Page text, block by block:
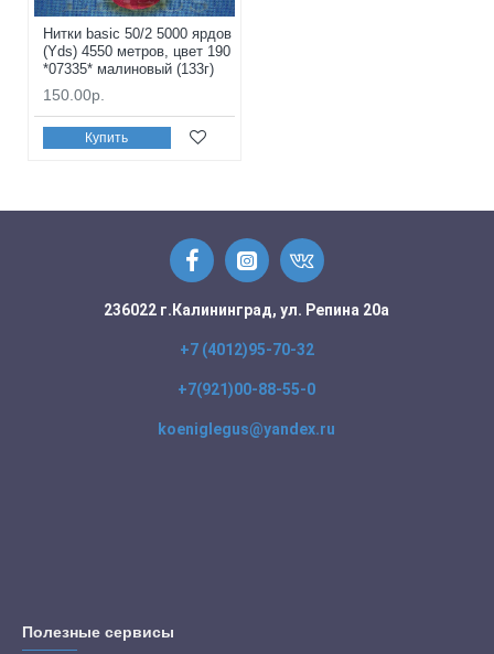
Нитки basic 50/2 5000 ярдов
(Yds) 4550 метров, цвет 190
*07335* малиновый (133г)
150.00р.
Купить
236022 г.Калининград, ул. Репина 20а
+7 (4012)95-70-32
+7(921)00-88-55-0
koeniglegus@yandex.ru
Полезные сервисы